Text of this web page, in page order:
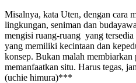
Misalnya, kata Uten, dengan cara
lingkungan, seniman dan
mengisi ruang-ruang yang
yang memiliki kecintaan dan
konsep. Bukan malah membiarkan
memanfaatkan situ. Harus tegas,
(uchie himura)***